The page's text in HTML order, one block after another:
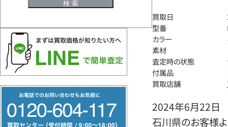
リ
ー
買取日
型番
カラー
素材
査定時の状態
付属品
買取店舗
2024年6月22日
石川県のお客様よ